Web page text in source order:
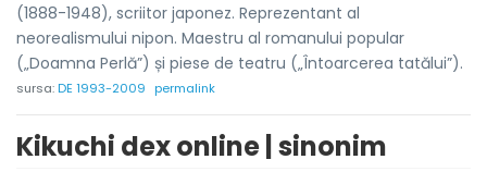
(1888-1948), scriitor japonez. Reprezentant al
neorealismului nipon. Maestru al romanului popular
(„Doamna Perlă”) și piese de teatru („Întoarcerea tatălui”).
sursa:DE 1993-2009 permalink
Kikuchi dex online | sinonim